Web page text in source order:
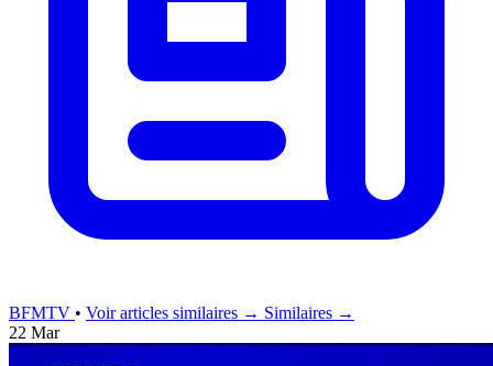
BFMTV • Voir articles similaires → Similaires →
22 Mar